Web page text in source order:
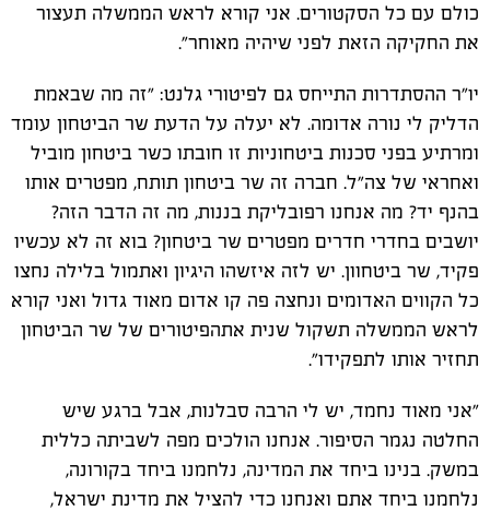
כולם עם כל הסקטורים. אני קורא לראש הממשלה תעצור
את החקיקה הזאת לפני שיהיה מאוחר".
יו"ר ההסתדרות התייחס גם לפיטורי גלנט: "זה מה שבאמת
הדליק לי נורה אדומה. לא יעלה על הדעת שר הביטחון עומד
ומרתיע בפני סכנות ביטחוניות זו חובתו כשר ביטחון מוביל
ואחראי של צה"ל. חברה זה שר ביטחון תותח, מפטרים אותו
בהנף יד? מה אנחנו רפובליקת בננות, מה זה הדבר הזה?
יושבים בחדרי חדרים מפטרים שר ביטחון? בוא זה לא עכשיו
פקיד, שר ביטחוון. יש לזה איזשהו היגיון ואתמול בלילה נחצו
כל הקווים האדומים ונחצה פה קו אדום מאוד גדול ואני קורא
לראש הממשלה תשקול שנית אתהפיטורים של שר הביטחון
תחזיר אותו לתפקידו".
"אני מאוד נחמד, יש לי הרבה סבלנות, אבל ברגע שיש
החלטה נגמר הסיפור. אנחנו הולכים מפה לשביתה כללית
במשק. בנינו ביחד את המדינה, נלחמנו ביחד בקורונה,
נלחמנו ביחד אתם ואנחנו כדי להציל את מדינת ישראל,